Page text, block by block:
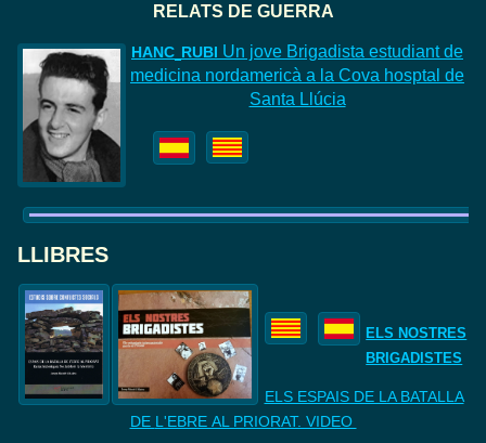
RELATS DE GUERRA
HANC RUBI Un jove Brigadista estudiant de
medicina nordamericà a la Cova hosptal de
Santa Llúcia
LLIBRES
ELS NOSTRES
BRIGADISTES
ELS ESPAIS DE LA BATALLA
DE L'EBRE AL PRIORAT. VIDEO